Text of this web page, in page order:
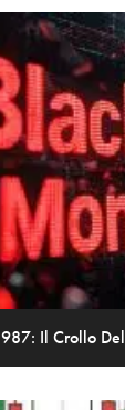
Il Crollo